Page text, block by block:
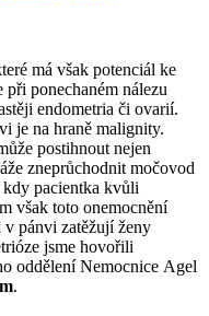
má však potenciál ke
ponechaném nálezu
endometria či ovarií.
je na hraně malignity.
postihnout nejen
zneprůchodnit močovod
pacientka kvůli
však toto onemocnění
pánvi zatěžují ženy
jsme hovořili
oddělení Nemocnice Agel
.